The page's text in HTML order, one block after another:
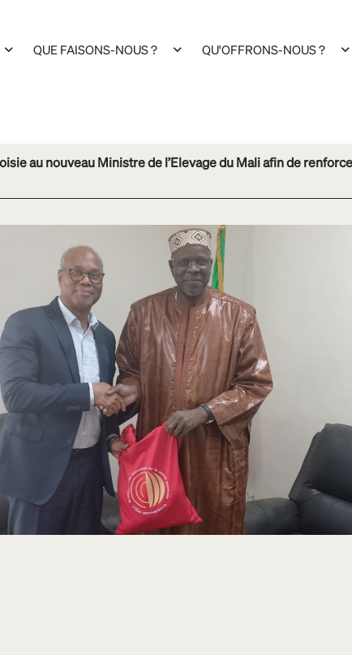
QUE FAISONS-NOUS ? QU'OFFRONS-NOUS ?
au nouveau Ministre de l’Elevage du Mali afin de